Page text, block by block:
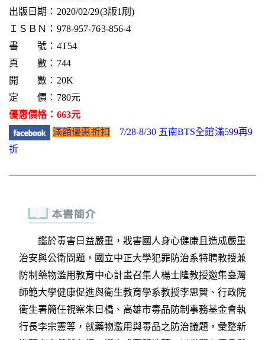
出版日期：2020/02/29(3版1刷)
ＩＳＢＮ：978-957-763-856-4
書 號：4T54
頁 數：744
開 數：20K
定 價：780元
優惠價格：663元
滿額優惠折扣
7/28-8/30 五南BTS全館滿599再9
折